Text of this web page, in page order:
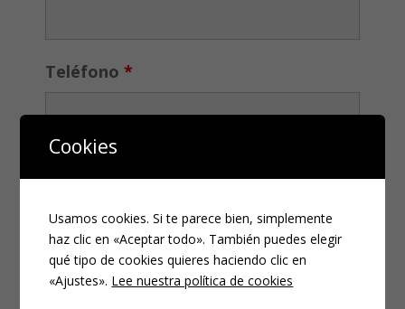
Teléfono *
CATEGORÍAS
Cookies
Usamos cookies. Si te parece bien, simplemente
haz clic en «Aceptar todo». También puedes elegir
qué tipo de cookies quieres haciendo clic en
«Ajustes». Lee nuestra política de cookies